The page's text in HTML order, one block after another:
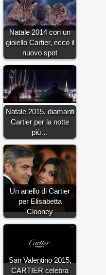
Natale 2014 con un
gioiello Cartier, ecco il
nuovo spot
Natale 2015, diamanti
Cartier per la notte
più…
Un anello di Cartier
per Elisabetta
Clooney
San Valentino 2015,
CARTIER celebra